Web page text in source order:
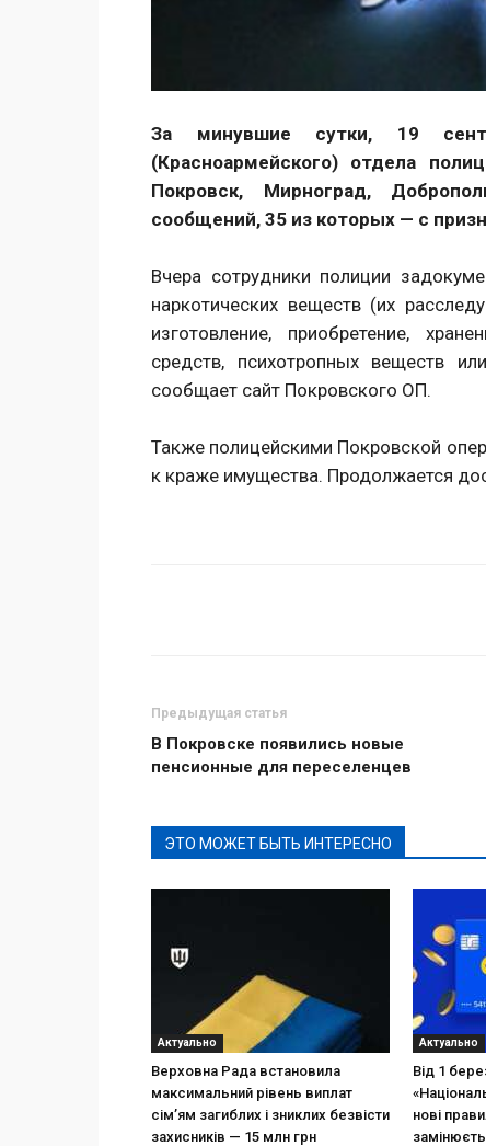
За минувшие сутки, 19
(Красноармейского) отдела
Покровск, Мирноград,
сообщений, 35 из которых — с
Вчера сотрудники полиции
наркотических веществ (их
изготовление, приобретение,
средств, психотропных веществ
сообщает сайт Покровского ОП.
Также полицейскими Покровской
к краже имущества. Продолжается
Предыдущая статья
В Покровске появились новые
пенсионные для переселенцев
ЭТО МОЖЕТ БЫТЬ ИНТЕРЕСНО
Актуально
Верховна Рада встановила
максимальний рівень виплат
сім’ям загиблих і зниклих безвісти
захисників — 15 млн грн
Актуально
Від 1
нові